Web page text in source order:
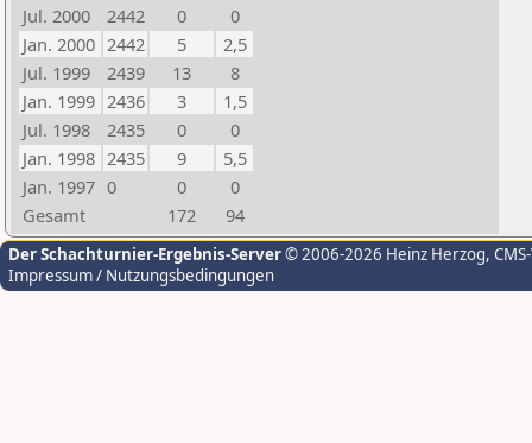
Jul. 2000
2442 0
0
Jan. 2000 2442 5
2,5
Jul. 1999
2439 13
8
Jan. 1999 2436 3
1,5
Jul. 1998
2435 0
0
Jan. 1998 2435 9
5,5
Jan. 1997 0 0
0
Gesamt
172 94
Der Schachturnier-Ergebnis-Server© 2006-2026 Heinz Herzog,
Impressum / Nutzungsbedingungen